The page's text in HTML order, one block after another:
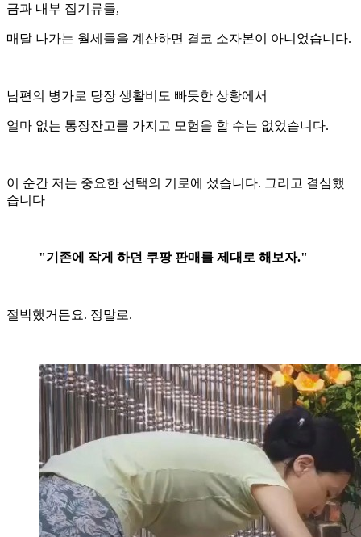
금과 내부 집기류들,
매달 나가는 월세들을 계산하면 결코 소자본이 아니었습니다.
남편의 병가로 당장 생활비도 빠듯한 상황에서
얼마 없는 통장잔고를 가지고 모험을 할 수는 없었습니다.
이 순간 저는 중요한 선택의 기로에 섰습니다. 그리고 결심했
습니다
"기존에 작게 하던 쿠팡 판매를 제대로 해보자."
절박했거든요. 정말로.